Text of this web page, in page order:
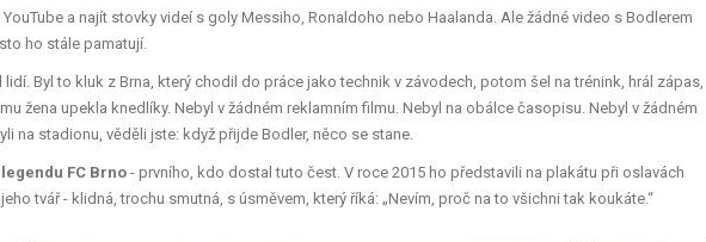
a najít stovky videí s goly Messiho, Ronaldoho nebo Haalanda. Ale žádné video s Bodlerem
ho stále pamatují.
Byl to kluk z Brna, který chodil do práce jako technik v závodech, potom šel na trénink, hrál zápas,
žena upekla knedlíky. Nebyl v žádném reklamním filmu. Nebyl na obálce časopisu. Nebyl v žádném
na stadionu, věděli jste: když přijde Bodler, něco se stane.
legendu FC Brno - prvního, kdo dostal tuto čest. V roce 2015 ho představili na plakátu při oslavách
tvář - klidná, trochu smutná, s úsměvem, který říká: „Nevím, proč na to všichni tak koukáte.“